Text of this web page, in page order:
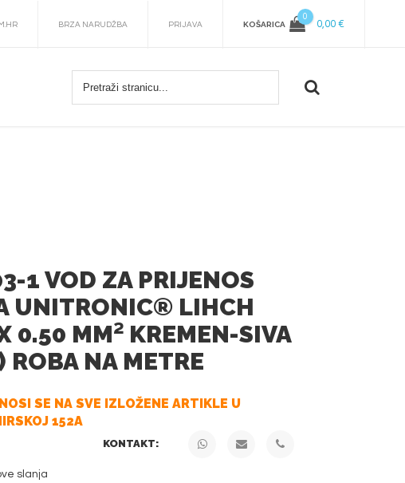
BRZA NARUDŽBA PRIJAVA KOŠARICA
0
0,00 €
1 VOD ZA PRIJENOS
UNITRONIC® LIHCH
0.50 MM² KREMEN-SIVA
ROBA NA METRE
SE NA SVE IZLOŽENE ARTIKLE U
152A
KONTAKT:
slanja